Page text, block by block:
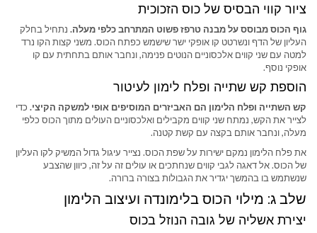
ציור קווי הבסיס של כוס הזכוכית
גוף הכוס מבוסס על מבנה טרפז פשוט המתרחב כלפי מעלה. נתחיל בחלק
העליון של הדף ונשרטט קו אופקי ישר שישמש כפתח הכוס. משני קצות הקו נרד
למטה עם שני קווים אלכסוניים הנוטים פנימה, ונחבר אותם בתחתית עם קו
אופקי נוסף.
הוספת קש שתייה ופלח לימון לעיטור
קש השתייה ופלח הלימון הם האביזרים המוסיפים אופי למשקה הקיצי. כדי
לצייר את הקש, נמתח שני קווים מקבילים ואלכסוניים העולים מתוך הכוס כלפי
מעלה, ונחבר אותם בקצה עם קשת קטנה.
את פלח הלימון נמקם ישירות על שפת הכוס. נצייר עיגול גדול המשיק לקו העליון
של הכוס. אל דאגה לגבי קווים שנחתכים או עולים זה על זה, כיוון שהצבע
שנשתמש בו בהמשך יגדיר את הגבולות בצורה ברורה.
שלב ג: מילוי הכוס בלימונדה ועיצוב הלימון
יצירת אשליה של גובה הנוזל בכוס